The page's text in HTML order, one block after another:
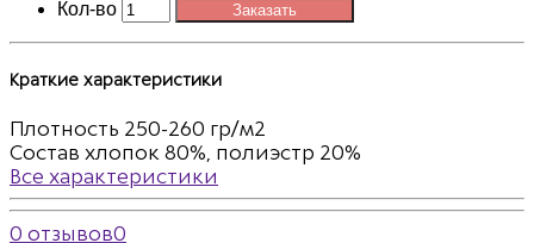
Кол-во Заказать
Краткие характеристики
Плотность 250-260 гр/м2
Состав хлопок 80%, полиэстр 20%
Все характеристики
0 отзывов0